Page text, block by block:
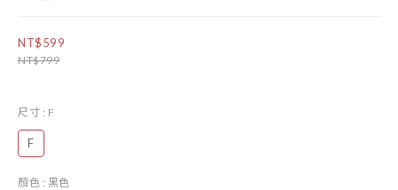
NT$599
NT$799
尺寸 : F
F
顏色 : 黑色